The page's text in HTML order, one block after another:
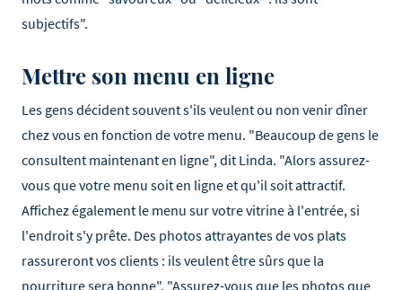
subjectifs".
Mettre son menu en ligne
Les gens décident souvent s'ils veulent ou non venir dîner
chez vous en fonction de votre menu. "Beaucoup de gens le
consultent maintenant en ligne", dit Linda. "Alors assurez-
vous que votre menu soit en ligne et qu'il soit attractif.
Affichez également le menu sur votre vitrine à l'entrée, si
l'endroit s'y prête. Des photos attrayantes de vos plats
rassureront vos clients : ils veulent être sûrs que la
nourriture sera bonne". "Assurez-vous que les photos que